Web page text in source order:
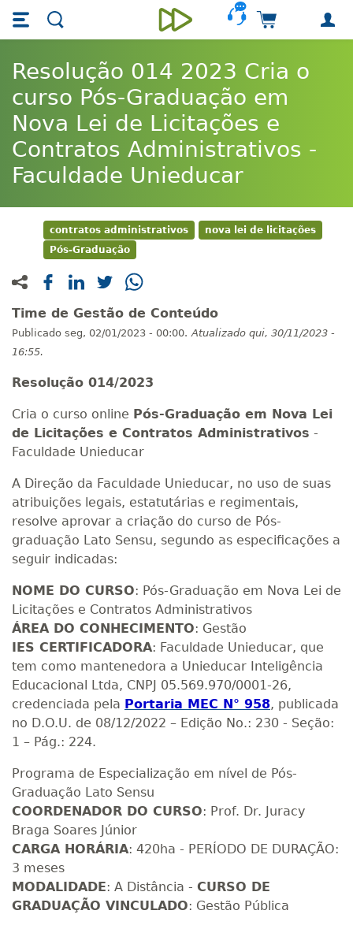
Skip main navigation
Skip to main content
Unieducar
Carrinho de
Resolução 014 2023 Cria o
curso Pós-Graduação em
Nova Lei de Licitações e
Contratos Administrativos -
Faculdade Unieducar
contratos administrativos
nova lei de licitações
Pós-Graduação
Time de Gestão de Conteúdo
Publicado seg, 02/01/2023 - 00:00. Atualizado qui, 30/11/2023 -
16:55.
Resolução 014/2023
Cria o curso online Pós-Graduação em Nova Lei
de Licitações e Contratos Administrativos -
Faculdade Unieducar
A Direção da Faculdade Unieducar, no uso de suas
atribuições legais, estatutárias e regimentais,
resolve aprovar a criação do curso de Pós-
graduação Lato Sensu, segundo as especificações a
seguir indicadas:
NOME DO CURSO: Pós-Graduação em Nova Lei de
Licitações e Contratos Administrativos
ÁREA DO CONHECIMENTO: Gestão
IES CERTIFICADORA: Faculdade Unieducar, que
tem como mantenedora a Unieducar Inteligência
Educacional Ltda, CNPJ 05.569.970/0001-26,
credenciada pela Portaria MEC N° 958, publicada
no D.O.U. de 08/12/2022 – Edição No.: 230 - Seção:
1 – Pág.: 224.
Programa de Especialização em nível de Pós-
Graduação Lato Sensu
COORDENADOR DO CURSO: Prof. Dr. Juracy
Braga Soares Júnior
CARGA HORÁRIA: 420ha - PERÍODO DE DURAÇÃO:
3 meses
MODALIDADE: A Distância - CURSO DE
GRADUAÇÃO VINCULADO: Gestão Pública